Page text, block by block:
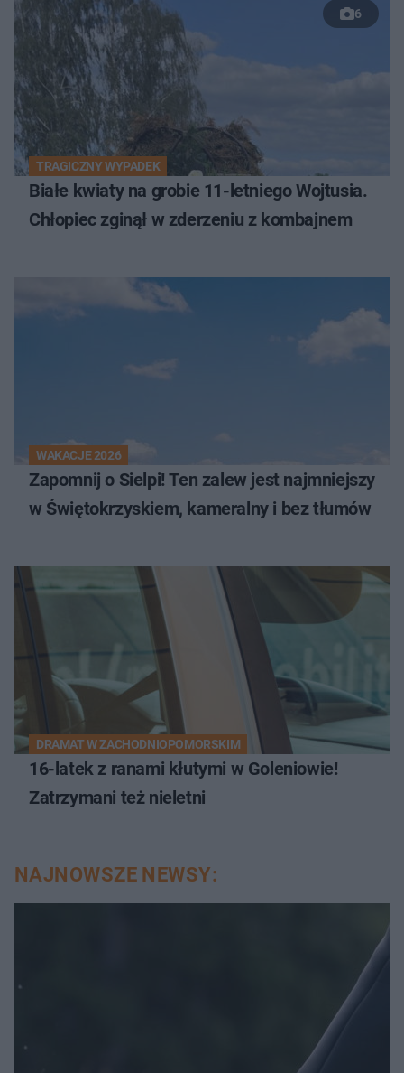
6
TRAGICZNY WYPADEK
Białe kwiaty na grobie 11-letniego Wojtusia.
Chłopiec zginął w zderzeniu z kombajnem
WAKACJE 2026
Zapomnij o Sielpi! Ten zalew jest najmniejszy
w Świętokrzyskiem, kameralny i bez tłumów
DRAMAT W ZACHODNIOPOMORSKIM
16-latek z ranami kłutymi w Goleniowie!
Zatrzymani też nieletni
NAJNOWSZE NEWSY: